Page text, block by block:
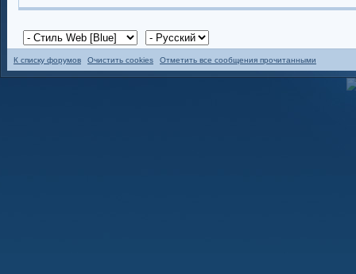
К списку форумов Очистить cookies Отметить все сообщения прочитанными